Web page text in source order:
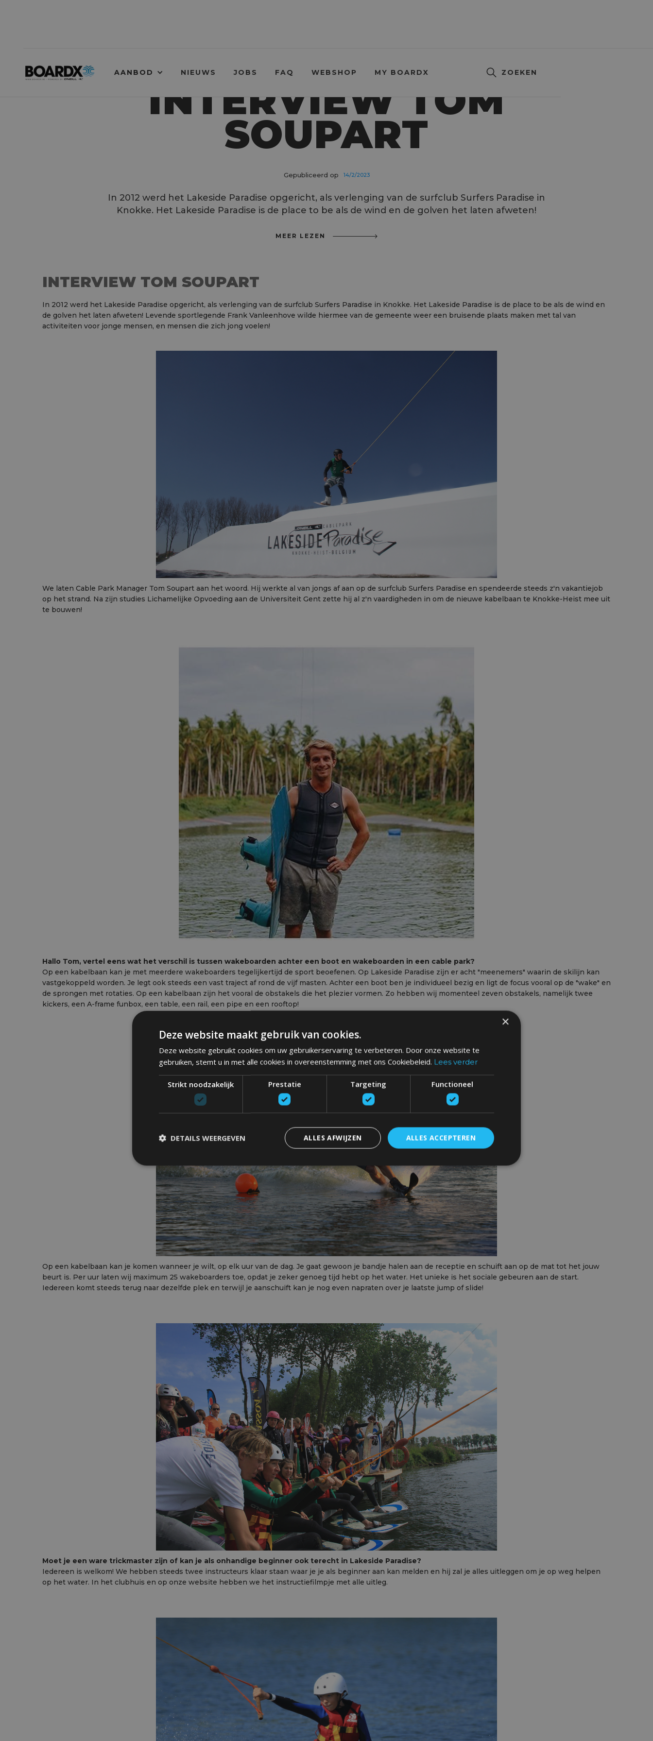
AANBOD NIEUWS JOBS FAQ WEBSHOP MY BOARDX ZOEKEN
INTERVIEW TOM
SOUPART
Gepubliceerd op 14/2/2023
In 2012 werd het Lakeside Paradise opgericht, als verlenging van de surfclub Surfers Paradise in
Knokke. Het Lakeside Paradise is de place to be als de wind en de golven het laten afweten!
MEER LEZEN
INTERVIEW TOM SOUPART
In 2012 werd het Lakeside Paradise opgericht, als verlenging van de surfclub Surfers Paradise in Knokke. Het Lakeside Paradise is de place to be als de wind en
de golven het laten afweten! Levende sportlegende Frank Vanleenhove wilde hiermee van de gemeente weer een bruisende plaats maken met tal van
activiteiten voor jonge mensen, en mensen die zich jong voelen!
We laten Cable Park Manager Tom Soupart aan het woord. Hij werkte al van jongs af aan op de surfclub Surfers Paradise en spendeerde steeds z'n vakantiejob
op het strand. Na zijn studies Lichamelijke Opvoeding aan de Universiteit Gent zette hij al z'n vaardigheden in om de nieuwe kabelbaan te Knokke-Heist mee uit
te bouwen!
Hallo Tom, vertel eens wat het verschil is tussen wakeboarden achter een boot en wakeboarden in een cable park?
Op een kabelbaan kan je met meerdere wakeboarders tegelijkertijd de sport beoefenen. Op Lakeside Paradise zijn er acht "meenemers" waarin de skilijn kan
vastgekoppeld worden. Je legt ook steeds een vast traject af rond de vijf masten. Achter een boot ben je individueel bezig en ligt de focus vooral op de "wake" en
de sprongen met rotaties. Op een kabelbaan zijn het vooral de obstakels die het plezier vormen. Zo hebben wij momenteel zeven obstakels, namelijk twee
kickers, een A-frame funbox, een table, een rail, een pipe en een rooftop!
Op een kabelbaan kan je komen wanneer je wilt, op elk uur van de dag. Je gaat gewoon je bandje halen aan de receptie en schuift aan op de mat tot het jouw
beurt is. Per uur laten wij maximum 25 wakeboarders toe, opdat je zeker genoeg tijd hebt op het water. Het unieke is het sociale gebeuren aan de start.
Iedereen komt steeds terug naar dezelfde plek en terwijl je aanschuift kan je nog even napraten over je laatste jump of slide!
Moet je een ware trickmaster zijn of kan je als onhandige beginner ook terecht in Lakeside Paradise?
Iedereen is welkom! We hebben steeds twee instructeurs klaar staan waar je je als beginner aan kan melden en hij zal je alles uitleggen om je op weg helpen
op het water. In het clubhuis en op onze website hebben we het instructiefilmpje met alle uitleg.
×
Deze website maakt gebruik van cookies.
Deze website gebruikt cookies om uw gebruikerservaring te verbeteren. Door onze website te
gebruiken, stemt u in met alle cookies in overeenstemming met ons Cookiebeleid. Lees verder
Strikt noodzakelijk Prestatie Targeting Functioneel
ALLES ACCEPTEREN
ALLES AFWIJZEN
DETAILS WEERGEVEN